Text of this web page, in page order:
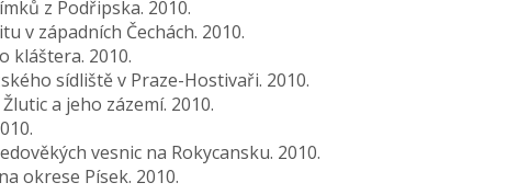
z Podřipska. 2010.
v západních Čechách. 2010.
kláštera. 2010.
sídliště v Praze-Hostivaři. 2010.
a jeho zázemí. 2010.
vesnic na Rokycansku. 2010.
okrese Písek. 2010.